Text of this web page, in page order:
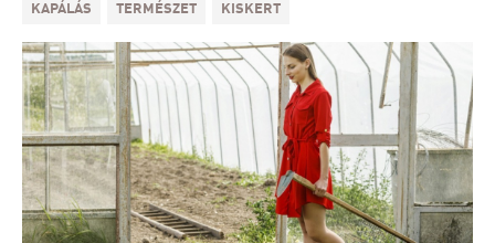
KAPÁLÁS TERMÉSZET KISKERT